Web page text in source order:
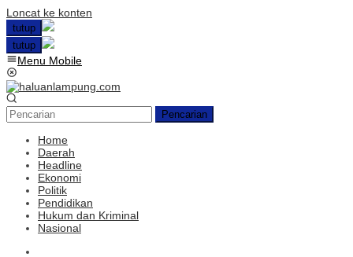
Loncat ke konten
tutup
tutup
Menu Mobile
Pencarian
Home
Daerah
Headline
Ekonomi
Politik
Pendidikan
Hukum dan Kriminal
Nasional